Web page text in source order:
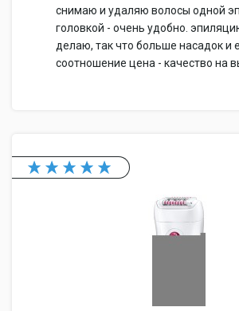
снимаю и удаляю волосы одной
головкой - очень удобно.
делаю, так что больше насадок и
соотношение цена - качество на